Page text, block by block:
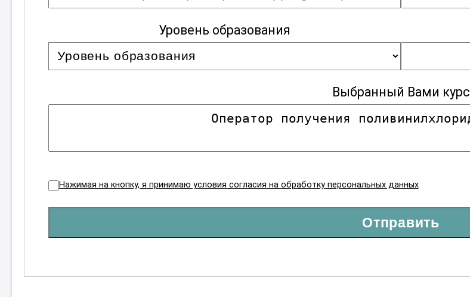
Уровень образования
Выбранный Вами курс
Нажимая на кнопку, я принимаю условия согласия на обработку персональных данных
Отправить